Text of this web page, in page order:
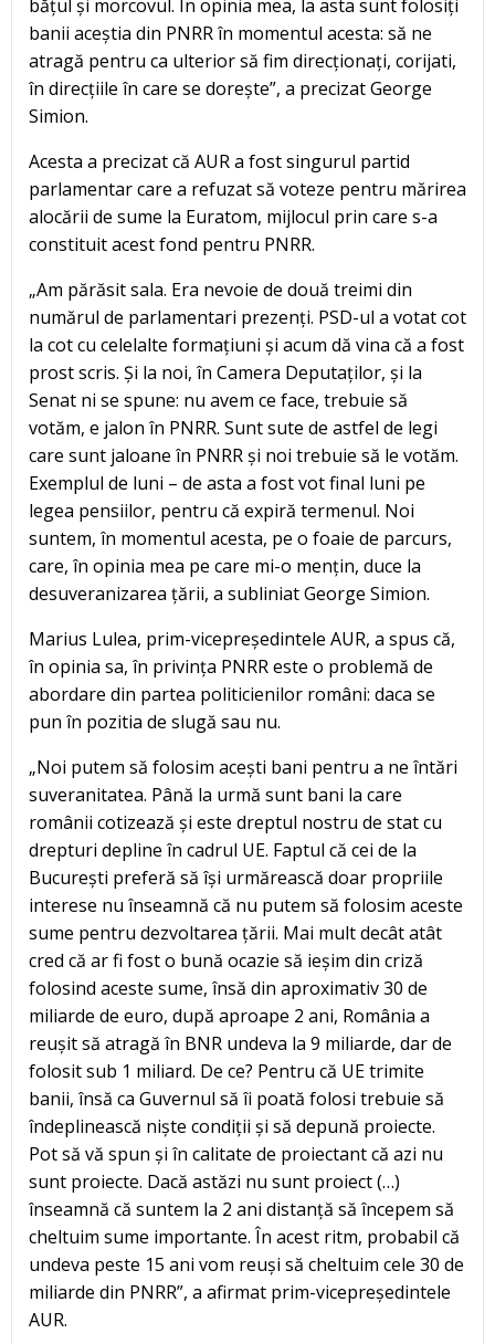
bățul și morcovul. În opinia mea, la asta sunt folosiți
banii aceștia din PNRR în momentul acesta: să ne
atragă pentru ca ulterior să fim direcționați, corijati,
în direcțiile în care se dorește”, a precizat George
Simion.
Acesta a precizat că AUR a fost singurul partid
parlamentar care a refuzat să voteze pentru mărirea
alocării de sume la Euratom, mijlocul prin care s-a
constituit acest fond pentru PNRR.
„Am părăsit sala. Era nevoie de două treimi din
numărul de parlamentari prezenți. PSD-ul a votat cot
la cot cu celelalte formațiuni și acum dă vina că a fost
prost scris. Și la noi, în Camera Deputaților, și la
Senat ni se spune: nu avem ce face, trebuie să
votăm, e jalon în PNRR. Sunt sute de astfel de legi
care sunt jaloane în PNRR și noi trebuie să le votăm.
Exemplul de luni – de asta a fost vot final luni pe
legea pensiilor, pentru că expiră termenul. Noi
suntem, în momentul acesta, pe o foaie de parcurs,
care, în opinia mea pe care mi-o mențin, duce la
desuveranizarea țării, a subliniat George Simion.
Marius Lulea, prim-vicepreședintele AUR, a spus că,
în opinia sa, în privința PNRR este o problemă de
abordare din partea politicienilor români: daca se
pun în pozitia de slugă sau nu.
„Noi putem să folosim acești bani pentru a ne întări
suveranitatea. Până la urmă sunt bani la care
românii cotizează și este dreptul nostru de stat cu
drepturi depline în cadrul UE. Faptul că cei de la
București preferă să își urmărească doar propriile
interese nu înseamnă că nu putem să folosim aceste
sume pentru dezvoltarea țării. Mai mult decât atât
cred că ar fi fost o bună ocazie să ieșim din criză
folosind aceste sume, însă din aproximativ 30 de
miliarde de euro, după aproape 2 ani, România a
reușit să atragă în BNR undeva la 9 miliarde, dar de
folosit sub 1 miliard. De ce? Pentru că UE trimite
banii, însă ca Guvernul să îi poată folosi trebuie să
îndeplinească niște condiții și să depună proiecte.
Pot să vă spun și în calitate de proiectant că azi nu
sunt proiecte. Dacă astăzi nu sunt proiect (…)
înseamnă că suntem la 2 ani distanță să începem să
cheltuim sume importante. În acest ritm, probabil că
undeva peste 15 ani vom reuși să cheltuim cele 30 de
miliarde din PNRR”, a afirmat prim-vicepreședintele
AUR.